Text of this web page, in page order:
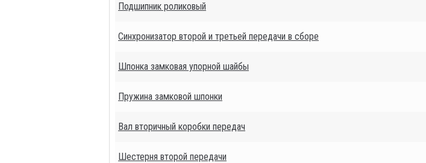
Подшипник роликовый
Синхронизатор второй и третьей передачи в сборе
Шпонка замковая упорной шайбы
Пружина замковой шпонки
Вал вторичный коробки передач
Шестерня второй передачи